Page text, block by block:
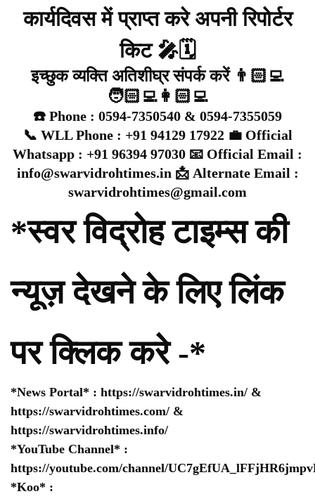
कार्यदिवस में प्राप्त करे अपनी रिपोर्टर
किट 🎤🗓️
इच्छुक व्यक्ति अतिशीघ्र संपर्क करें 👨🏻‍💻
🧑🏻‍💻👩🏻‍💻
☎️ Phone : 0594-7350540 & 0594-7355059
📞 WLL Phone : +91 94129 17922 💼 Official
Whatsapp : +91 96394 97030 📧 Official Email :
info@swarvidrohtimes.in 📩 Alternate Email :
swarvidrohtimes@gmail.com
*स्वर विद्रोह टाइम्स की
न्यूज़ देखने के लिए लिंक
पर क्लिक करे -*
*News Portal* : https://swarvidrohtimes.in/ &
https://swarvidrohtimes.com/ &
https://swarvidrohtimes.info/
*YouTube Channel* :
https://youtube.com/channel/
*Koo* :